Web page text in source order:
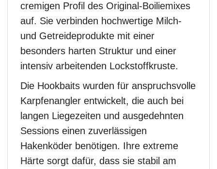
cremigen Profil des Original-Boiliemixes
auf. Sie verbinden hochwertige Milch-
und Getreideprodukte mit einer
besonders harten Struktur und einer
intensiv arbeitenden Lockstoffkruste.
Die Hookbaits wurden für anspruchsvolle
Karpfenangler entwickelt, die auch bei
langen Liegezeiten und ausgedehnten
Sessions einen zuverlässigen
Hakenköder benötigen. Ihre extreme
Härte sorgt dafür, dass sie stabil am